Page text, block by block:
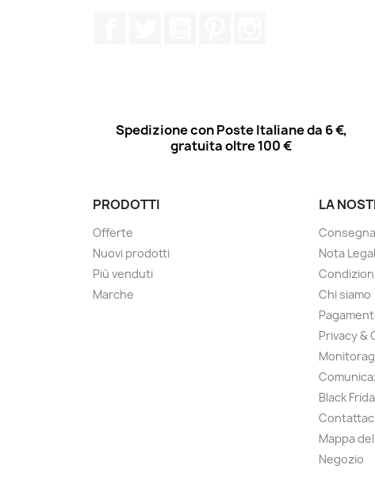
Spedizione con Poste Italiane da 6 €,
gratuita oltre 100 €
PRODOTTI
Offerte
Nuovi prodotti
Più venduti
Marche
LA
Nota
Chi siamo
Privacy &
Black
Mappa
Negozio